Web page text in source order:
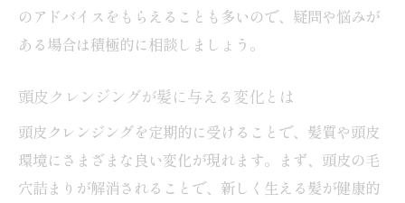
のアドバイスをもらえることも多いので、疑問や悩みが
ある場合は積極的に相談しましょう。
頭皮クレンジングが髪に与える変化とは
頭皮クレンジングを定期的に受けることで、髪質や頭皮
環境にさまざまな良い変化が現れます。まず、頭皮の毛
穴詰まりが解消されることで、新しく生える髪が健康的